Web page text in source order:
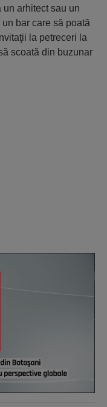
arhitect sau un
bar care să poată
la petreceri la
scoată din buzunar